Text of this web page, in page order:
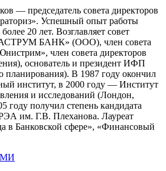
— председатель совета директоров
Успешный опыт работы
20 лет. Возглавляет совет
БАНК» (ООО), член совета
член совета директоров
основатель и президент ИФП
планирования). В 1987 году окончил
институт, в 2000 году — Институт
и исследований (Лондон,
году получил степень кандидата
им. Г.В. Плеханова. Лауреат
в Банковской сфере», «Финансовый